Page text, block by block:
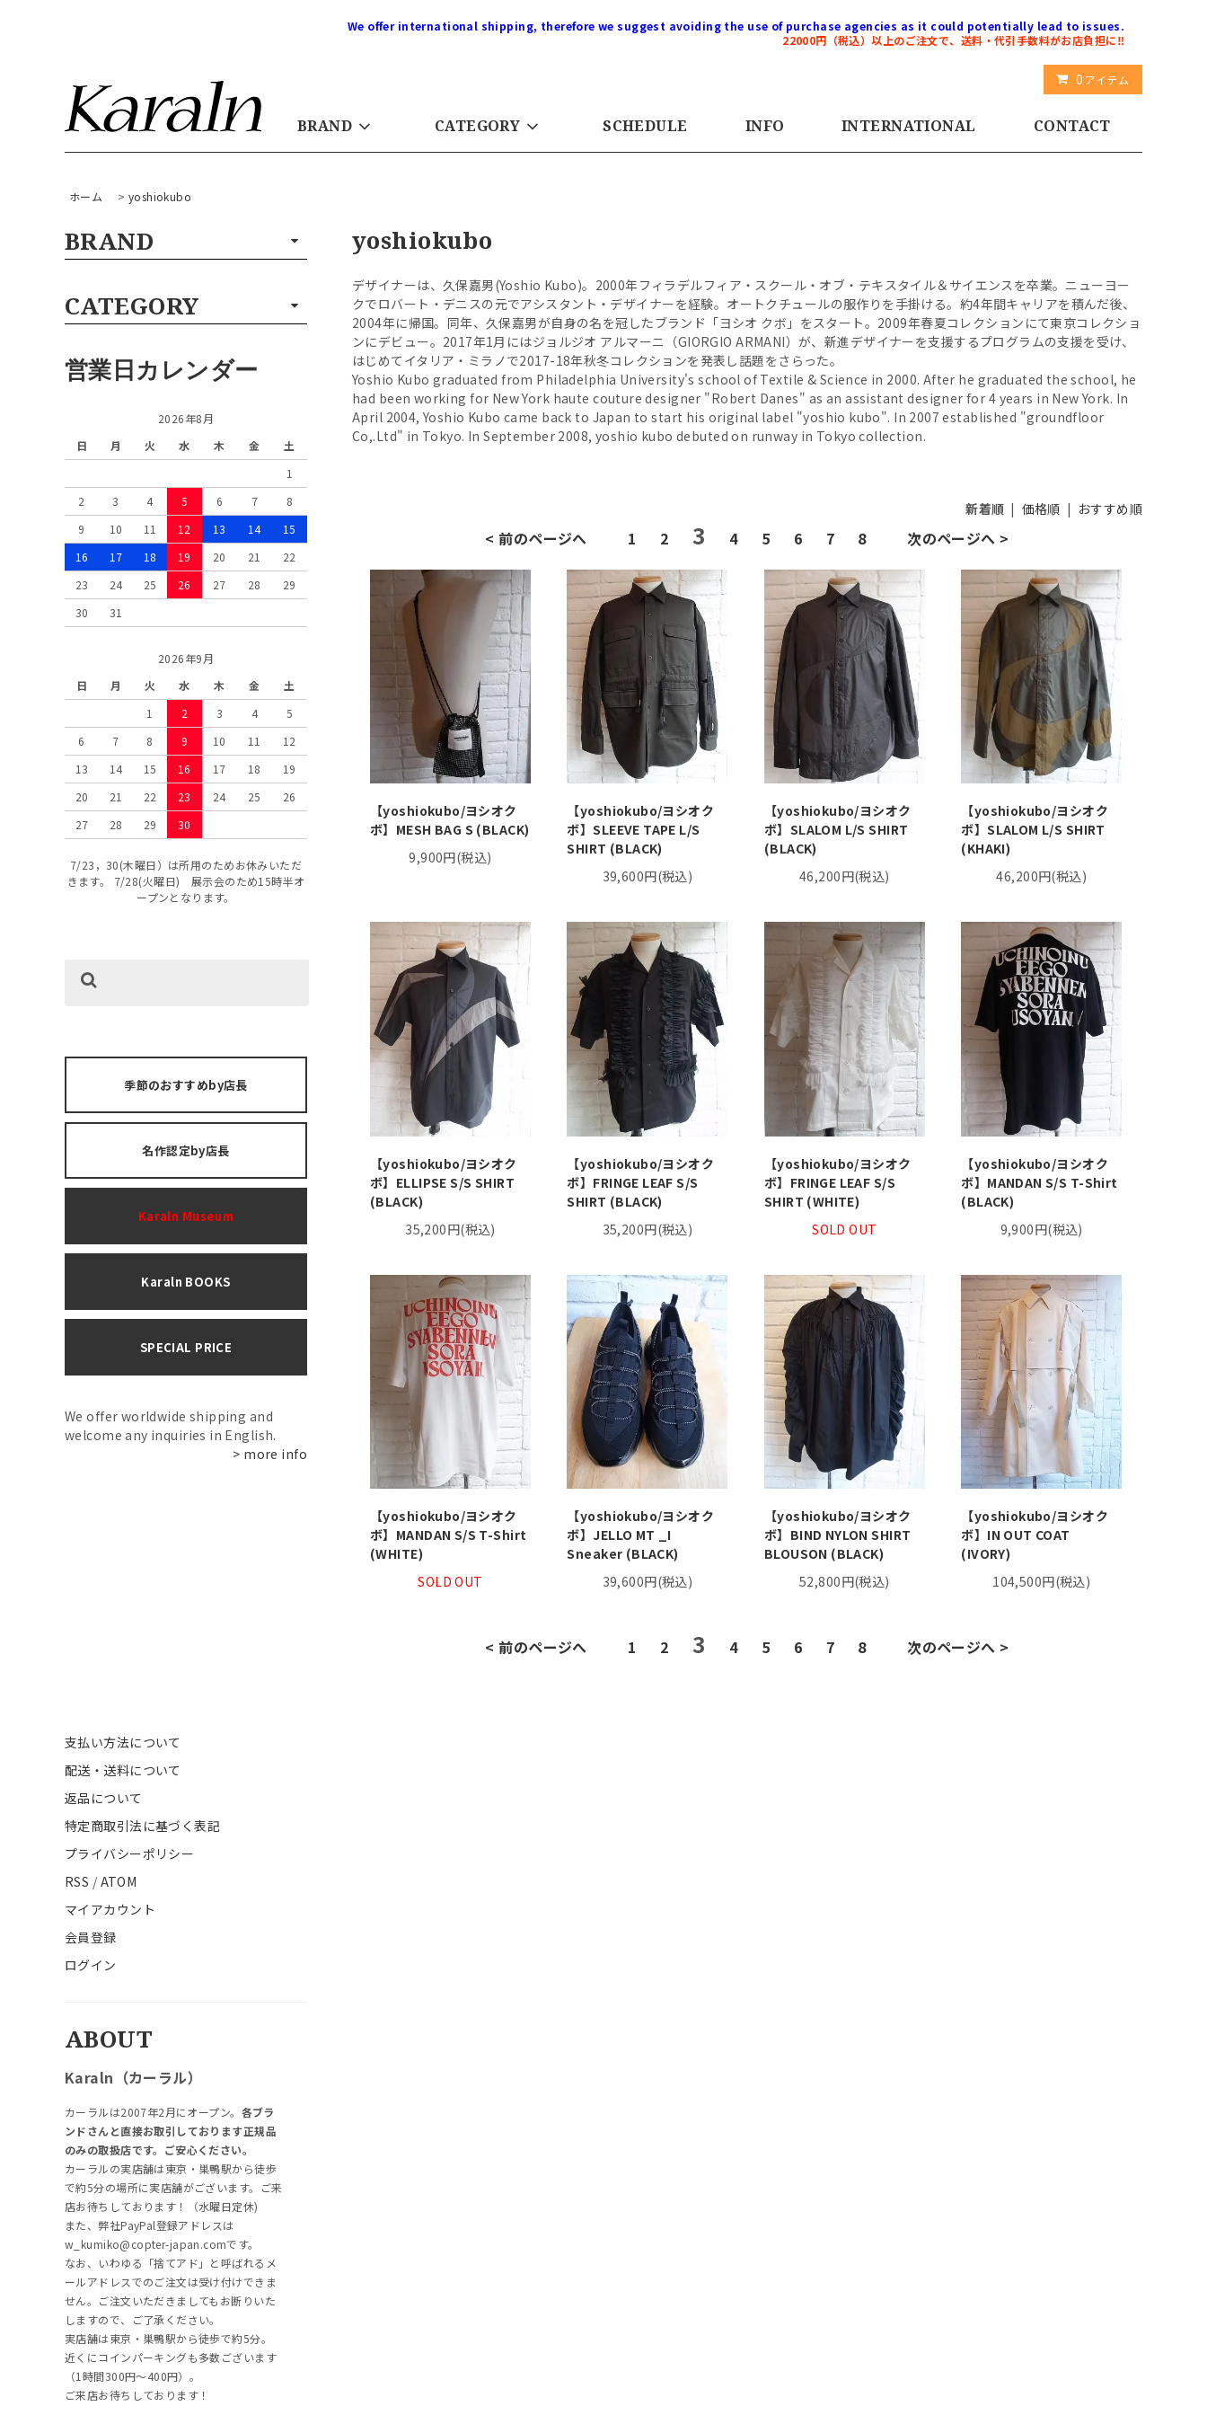
We offer international shipping, therefore we suggest avoiding the use of purchase agencies as it could potentially lead to issues.
22000円（税込）以上のご注文で、送料・代引手数料がお店負担に‼️
0 アイテム
BRAND CATEGORY SCHEDULE INFO INTERNATIONAL CONTACT
ホーム > yoshiokubo
BRAND
CATEGORY
営業日カレンダー
2026年8月
日
月 火 水 木 金
土
1
2
3 4 5 6 7
8
9
10 11 12 13 14
15
16
17 18 19 20 21
22
23
24 25 26 27 28
29
30
31
2026年9月
日
月 火 水 木 金
土
1
2 3 4
5
6
7 8 9 10 11
12
13
14 15 16 17 18
19
20
21 22 23 24 25
26
27
28 29 30
7/23，30(木曜日）は所用のためお休みいただ
きます。 7/28(火曜日) 展示会のため15時半オ
ープンとなります。
季節のおすすめby店長
名作認定by店長
Karaln Museum
Karaln BOOKS
SPECIAL PRICE
We offer worldwide shipping and
welcome any inquiries in English.
> more info
支払い方法について
配送・送料について
返品について
特定商取引法に基づく表記
プライバシーポリシー
RSS / ATOM
マイアカウント
会員登録
ログイン
ABOUT
Karaln（カーラル）
カーラルは2007年2月にオープン。 各ブラ
ンドさんと直接お取引しております正規品
のみの取扱店です。ご安心ください。
カーラルの実店舗は東京・巣鴨駅から徒歩
で約5分の場所に実店舗がございます。ご来
店お待ちしております！（水曜日定休)
また、弊社PayPal登録アドレスは
w_kumiko@copter-japan.comです。
なお、いわゆる「捨てアド」と呼ばれるメ
ールアドレスでのご注文は受け付けできま
せん。ご注文いただきましてもお断りいた
しますので、ご了承ください。
実店舗は東京・巣鴨駅から徒歩で約5分。
近くにコインパーキングも多数ございます
（1時間300円～400円）。
ご来店お待ちしております！
yoshiokubo
デザイナーは、久保嘉男(Yoshio Kubo)。2000年フィラデルフィア・スクール・オブ・テキスタイル＆サイエンスを卒業。ニューヨー
クでロバート・デニスの元でアシスタント・デザイナーを経験。オートクチュールの服作りを手掛ける。約4年間キャリアを積んだ後、
2004年に帰国。同年、久保嘉男が自身の名を冠したブランド「ヨシオ クボ」をスタート。2009年春夏コレクションにて東京コレクショ
ンにデビュー。2017年1月にはジョルジオ アルマーニ（GIORGIO ARMANI）が、新進デザイナーを支援するプログラムの支援を受け、
はじめてイタリア・ミラノで2017-18年秋冬コレクションを発表し話題をさらった。
Yoshio Kubo graduated from Philadelphia University's school of Textile & Science in 2000. After he graduated the school, he
had been working for New York haute couture designer "Robert Danes" as an assistant designer for 4 years in New York. In
April 2004, Yoshio Kubo came back to Japan to start his original label "yoshio kubo". In 2007 established "groundfloor
Co,.Ltd" in Tokyo. In September 2008, yoshio kubo debuted on runway in Tokyo collection.
新着順 | 価格順 | おすすめ順
< 前のページへ 1 2 3 4 5 6 7 8 次のページへ >
【yoshiokubo/ヨシオク
ボ】MESH BAG S (BLACK)
9,900円(税込)
【yoshiokubo/ヨシオク
ボ】SLEEVE TAPE L/S
SHIRT (BLACK)
39,600円(税込)
【yoshiokubo/ヨシオク
ボ】SLALOM L/S SHIRT
(BLACK)
46,200円(税込)
【yoshiokubo/ヨシオク
ボ】SLALOM L/S SHIRT
(KHAKI)
46,200円(税込)
【yoshiokubo/ヨシオク
ボ】ELLIPSE S/S SHIRT
(BLACK)
35,200円(税込)
【yoshiokubo/ヨシオク
ボ】FRINGE LEAF S/S
SHIRT (BLACK)
35,200円(税込)
【yoshiokubo/ヨシオク
ボ】FRINGE LEAF S/S
SHIRT (WHITE)
SOLD OUT
【yoshiokubo/ヨシオク
ボ】MANDAN S/S T-Shirt
(BLACK)
9,900円(税込)
【yoshiokubo/ヨシオク
ボ】MANDAN S/S T-Shirt
(WHITE)
SOLD OUT
【yoshiokubo/ヨシオク
ボ】JELLO MT _I
Sneaker (BLACK)
39,600円(税込)
【yoshiokubo/ヨシオク
ボ】BIND NYLON SHIRT
BLOUSON (BLACK)
52,800円(税込)
【yoshiokubo/ヨシオク
ボ】IN OUT COAT
(IVORY)
104,500円(税込)
< 前のページへ 1 2 3 4 5 6 7 8 次のページへ >